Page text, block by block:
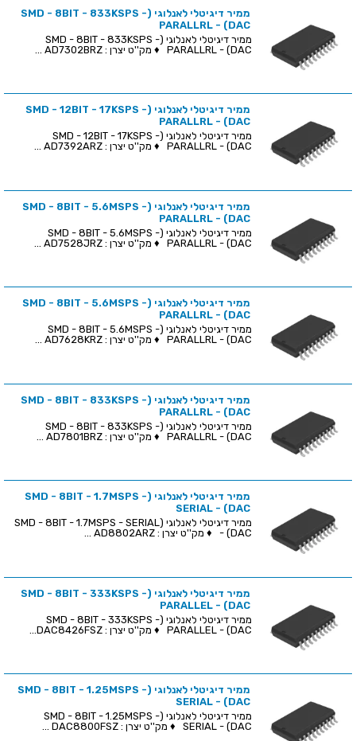
ממיר דיגיטלי לאנלוגי (SMD - 8BIT - 833KSPS -
PARALLRL - (DAC
ממיר דיגיטלי לאנלוגי (SMD - 8BIT - 833KSPS -
PARALLRL - (DAC ♦ מק''ט יצרן : AD7302BRZ ...
ממיר דיגיטלי לאנלוגי (SMD - 12BIT - 17KSPS -
PARALLRL - (DAC
ממיר דיגיטלי לאנלוגי (SMD - 12BIT - 17KSPS -
PARALLRL - (DAC ♦ מק''ט יצרן : AD7392ARZ ...
ממיר דיגיטלי לאנלוגי (SMD - 8BIT - 5.6MSPS -
PARALLRL - (DAC
ממיר דיגיטלי לאנלוגי (SMD - 8BIT - 5.6MSPS -
PARALLRL - (DAC ♦ מק''ט יצרן : AD7528JRZ ...
ממיר דיגיטלי לאנלוגי (SMD - 8BIT - 5.6MSPS -
PARALLRL - (DAC
ממיר דיגיטלי לאנלוגי (SMD - 8BIT - 5.6MSPS -
PARALLRL - (DAC ♦ מק''ט יצרן : AD7628KRZ ...
ממיר דיגיטלי לאנלוגי (SMD - 8BIT - 833KSPS -
PARALLRL - (DAC
ממיר דיגיטלי לאנלוגי (SMD - 8BIT - 833KSPS -
PARALLRL - (DAC ♦ מק''ט יצרן : AD7801BRZ ...
ממיר דיגיטלי לאנלוגי (SMD - 8BIT - 1.7MSPS -
SERIAL - (DAC
ממיר דיגיטלי לאנלוגי (SMD - 8BIT - 1.7MSPS - SERIAL
- (DAC ♦ מק''ט יצרן : AD8802ARZ ...
ממיר דיגיטלי לאנלוגי (SMD - 8BIT - 333KSPS -
PARALLEL - (DAC
ממיר דיגיטלי לאנלוגי (SMD - 8BIT - 333KSPS -
PARALLEL - (DAC ♦ מק''ט יצרן : DAC8426FSZ...
ממיר דיגיטלי לאנלוגי (SMD - 8BIT - 1.25MSPS -
SERIAL - (DAC
ממיר דיגיטלי לאנלוגי (SMD - 8BIT - 1.25MSPS -
SERIAL - (DAC ♦ מק''ט יצרן : DAC8800FSZ ...